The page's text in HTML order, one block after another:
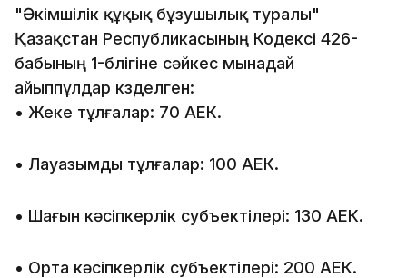
"Әкімшілік құқық бұзушылық туралы"
Қазақстан Республикасының Кодексі 426-
бабының 1-бөлігіне сәйкес мынадай
айыппұлдар көзделген:
•⁠ ⁠Жеке тұлғалар: 70 АЕК.
•⁠ ⁠Лауазымды тұлғалар: 100 АЕК.
•⁠ ⁠Шағын кәсіпкерлік субъектілері: 130 АЕК.
•⁠ ⁠Орта кәсіпкерлік субъектілері: 200 АЕК.